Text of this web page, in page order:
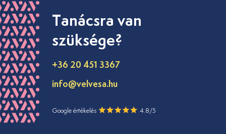
Tanácsra van
szüksége?
+36 20 451 3367
info@velvesa.hu
Google értékelés 4.8/5